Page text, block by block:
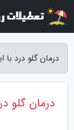
درمان گلو درد با
درمان گلو